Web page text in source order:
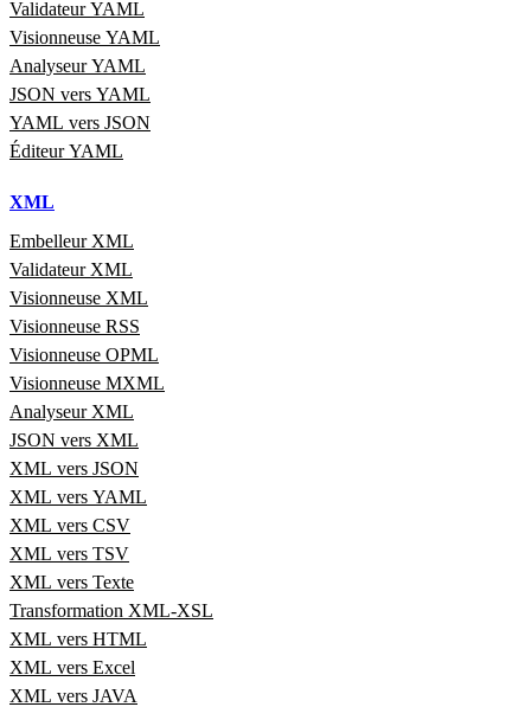
Validateur YAML
Visionneuse YAML
Analyseur YAML
JSON vers YAML
YAML vers JSON
Éditeur YAML
XML
Embelleur XML
Validateur XML
Visionneuse XML
Visionneuse RSS
Visionneuse OPML
Visionneuse MXML
Analyseur XML
JSON vers XML
XML vers JSON
XML vers YAML
XML vers CSV
XML vers TSV
XML vers Texte
Transformation XML-XSL
XML vers HTML
XML vers Excel
XML vers JAVA